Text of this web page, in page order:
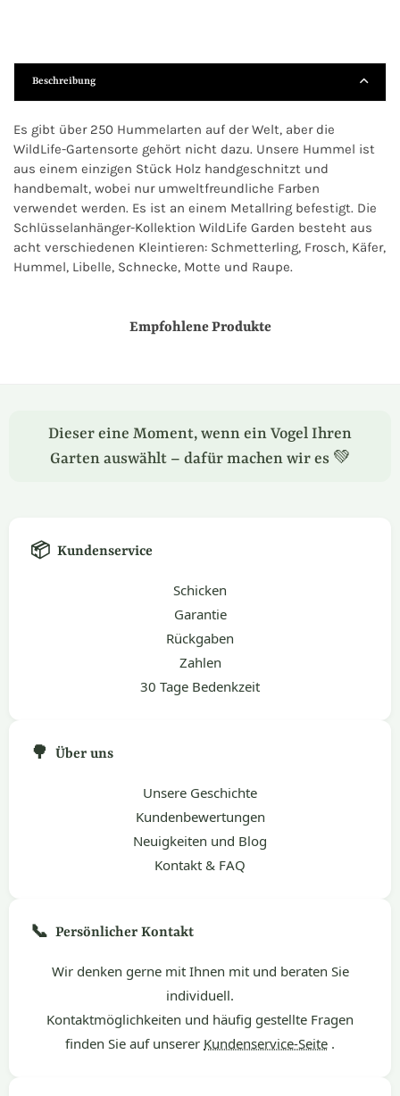
Beschreibung
Es gibt über 250 Hummelarten auf der Welt, aber die
WildLife-Gartensorte gehört nicht dazu. Unsere Hummel ist
aus einem einzigen Stück Holz handgeschnitzt und
handbemalt, wobei nur umweltfreundliche Farben
verwendet werden. Es ist an einem Metallring befestigt. Die
Schlüsselanhänger-Kollektion WildLife Garden besteht aus
acht verschiedenen Kleintieren: Schmetterling, Frosch, Käfer,
Hummel, Libelle, Schnecke, Motte und Raupe.
Empfohlene Produkte
Dieser eine Moment, wenn ein Vogel Ihren
Garten auswählt – dafür machen wir es 💚
📦 Kundenservice
Schicken
Garantie
Rückgaben
Zahlen
30 Tage Bedenkzeit
🌳 Über uns
Unsere Geschichte
Kundenbewertungen
Neuigkeiten und Blog
Kontakt & FAQ
📞 Persönlicher Kontakt
Wir denken gerne mit Ihnen mit und beraten Sie
individuell.
Kontaktmöglichkeiten und häufig gestellte Fragen
finden Sie auf unserer Kundenservice-Seite .